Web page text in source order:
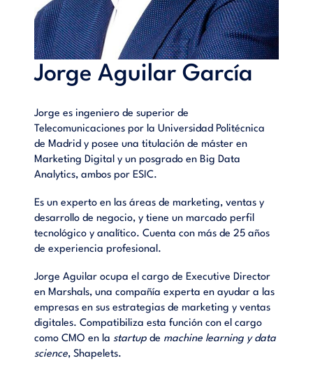
Jorge Aguilar García
Jorge es ingeniero de superior de
Telecomunicaciones por la Universidad Politécnica
de Madrid y posee una titulación de máster en
Marketing Digital y un posgrado en Big Data
Analytics, ambos por ESIC.
Es un experto en las áreas de marketing, ventas y
desarrollo de negocio, y tiene un marcado perfil
tecnológico y analítico. Cuenta con más de 25 años
de experiencia profesional.
Jorge Aguilar ocupa el cargo de Executive Director
en Marshals, una compañía experta en ayudar a las
empresas en sus estrategias de marketing y ventas
digitales. Compatibiliza esta función con el cargo
como CMO en lastartupde machine learning y data
science, Shapelets.